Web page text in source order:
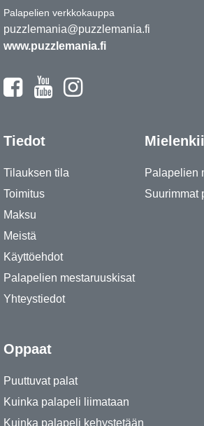
Palapelien verkkokauppa
puzzlemania@puzzlemania.fi
www.puzzlemania.fi
Tiedot
Tilauksen tila
Toimitus
Maksu
Meistä
Käyttöehdot
Palapelien mestaruuskisat
Yhteystiedot
Palapelien
Suurimmat
Oppaat
Puuttuvat palat
Kuinka palapeli liimataan
Kuinka palapeli kehystetään